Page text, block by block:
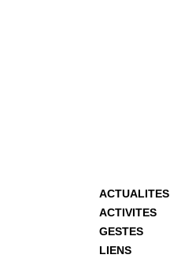
ACTUALITES
ACTIVITES
GESTES
LIENS